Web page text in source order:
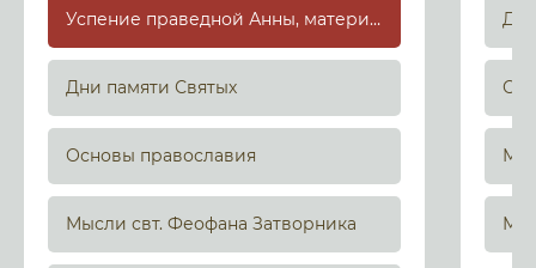
Успение праведной Анны, матери Пресвятой Богородицы
Дни памяти Святых
Основы православия
Мысли свт. Феофана Затворника